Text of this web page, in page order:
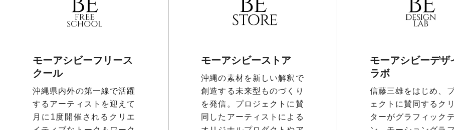
モーアシビーフリース
クール
沖縄県内外の第一線で活躍
するアーティストを迎えて
月に1度開催されるクリエ
モーアシビーストア
沖縄の素材を新しい解釈で
創造する未来型ものづくり
を発信。プロジェクトに賛
同したアーティストによる
モーアシビーデザ
ラボ
信藤三雄をはじめ、
ェクトに賛同するク
ターがグラフィック